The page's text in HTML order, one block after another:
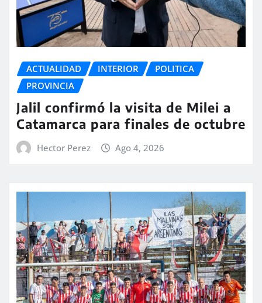
ACTUALIDAD INTERIOR
POLITICA
PROVINCIA
Jalil confirmó la visita de Milei a
Catamarca para finales de octubre
Hector Perez Ago 4, 2026